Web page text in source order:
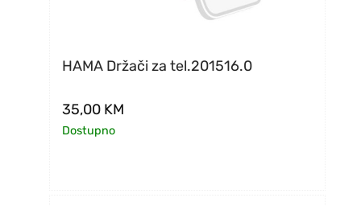
HAMA Držači za tel.201516.0
35,00 KM
Dostupno